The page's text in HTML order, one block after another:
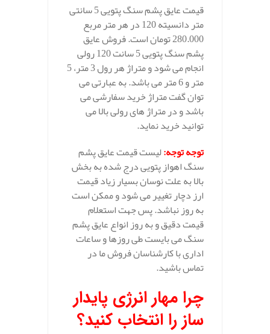
قیمت عایق پشم سنگ پتویی 5 سانتی
متر دانسیته 120 در هر متر مربع
280.000 تومان است. فروش عایق
پشم سنگ پتویی 5 سانت 120 رولی
انجام می شود و متراژ هر رول 3 متر، 5
متر و 6 متر می باشد. به عبارتی می
توان گفت متراژ خرید سفارشی می
باشد و در متراژ های رولی بالا می
توانید خرید نماید.
توجه توجه:لیست قیمت عایق پشم
سنگ اهواز پتویی درج شده به بخش
بالا به علت نوسان بسیار زیاد قیمت
ارز دچار تغییر می شود و ممکن است
به روز نباشد. پس جهت استعلام
قیمت دقیق و به روز انواع عایق پشم
سنگ می بایست طی روزها و ساعات
اداری با کارشناسان فروش ما در
تماس باشید.
چرا مهار انرژی پایدار
ساز را انتخاب کنید؟